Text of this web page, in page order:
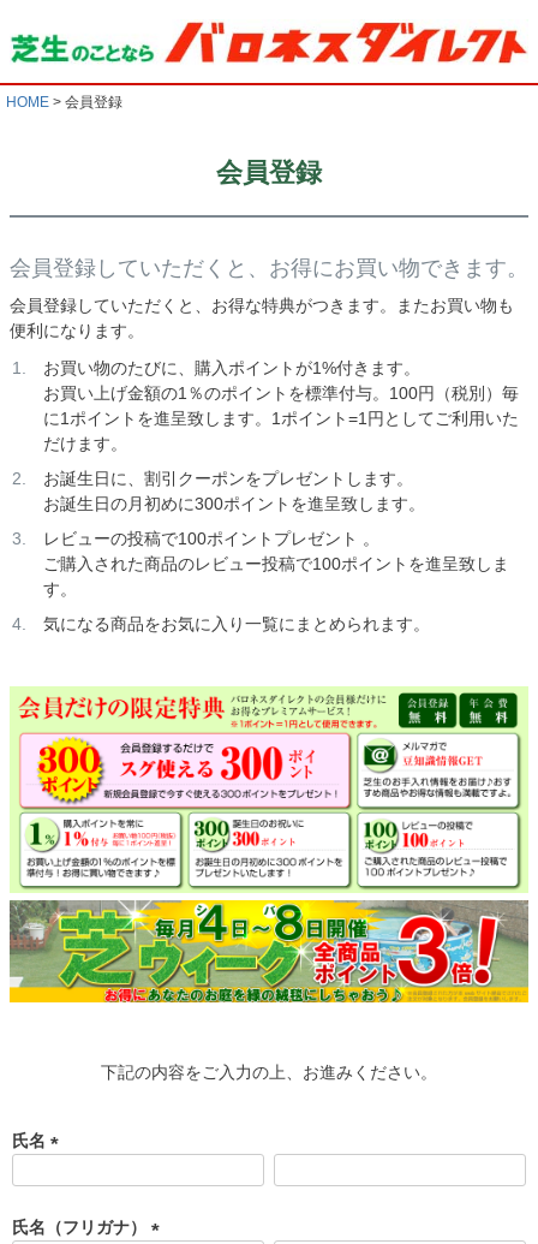
HOME 会員登録
会員登録
会員登録していただくと、お得にお買い物できます。
会員登録していただくと、お得な特典がつきます。またお買い物も
便利になります。
お買い物のたびに、購入ポイントが1%付きます。
お買い上げ金額の1％のポイントを標準付与。100円（税別）毎
に1ポイントを進呈致します。1ポイント=1円としてご利用いた
だけます。
お誕生日に、割引クーポンをプレゼントします。
お誕生日の月初めに300ポイントを進呈致します。
レビューの投稿で100ポイントプレゼント 。
ご購入された商品のレビュー投稿で100ポイントを進呈致しま
す。
気になる商品をお気に入り一覧にまとめられます。
下記の内容をご入力の上、お進みください。
氏名
須
氏名（フリガナ）